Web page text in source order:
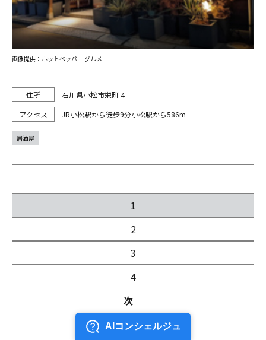
石川県小松市栄町 4
JR小松駅から徒歩9分小松駅から586m
画像提供：ホットペッパー グルメ
居酒屋
1
2
3
4
次